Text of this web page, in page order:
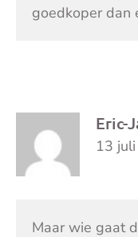
goedkoper dan
Eric-
13
Maar wie gaat